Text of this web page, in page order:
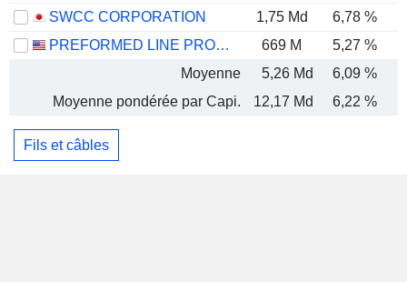
SWCC CORPORATION
1,75 Md 6,78 %
PREFORMED LINE PRODUCTS COMPANY
669 M 5,27 %
Moyenne
5,26 Md 6,09 %
Moyenne pondérée par Capi.
12,17 Md 6,22 %
Fils et câbles